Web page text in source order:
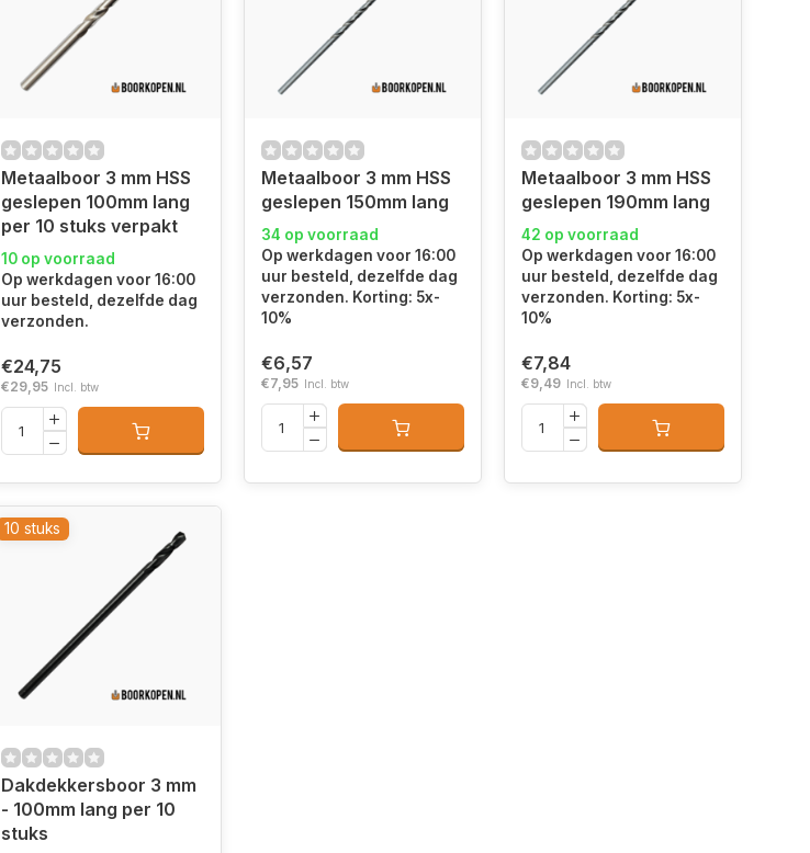
Metaalboor 3 mm HSS
geslepen 100mm lang
per 10 stuks verpakt
10 op voorraad
Op werkdagen voor 16:00
uur besteld, dezelfde dag
verzonden.
€24,75
€29,95 Incl. btw
Metaalboor 3 mm HSS
geslepen 150mm lang
34 op voorraad
Op werkdagen voor 16:00
uur besteld, dezelfde dag
verzonden. Korting: 5x-
10%
€6,57
€7,95 Incl. btw
Metaalboor 3 mm HSS
geslepen 190mm lang
42 op voorraad
Op werkdagen voor 16:00
uur besteld, dezelfde dag
verzonden. Korting: 5x-
10%
€7,84
€9,49 Incl. btw
10 stuks
Dakdekkersboor 3 mm
- 100mm lang per 10
stuks